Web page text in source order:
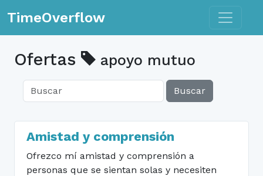
TimeOverflow Toggle
Ofertas apoyo mutuo
Buscar
Amistad y comprensión
Ofrezco mí amistad y comprensión a
personas que se sientan solas y necesiten